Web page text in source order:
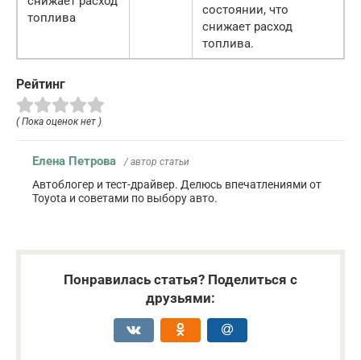
топлива
состоянии, что
снижает расход
топлива.
Рейтинг
( Пока оценок нет )
Елена Петрова / автор статьи
Автоблогер и тест-драйвер. Делюсь впечатлениями от
Toyota и советами по выбору авто.
Понравилась статья? Поделиться с
друзьями: